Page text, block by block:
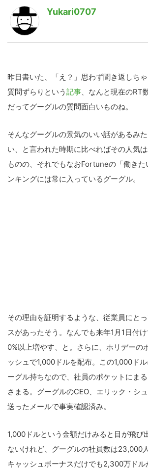
Yukari0707
昨日書いた、「え？」思わず聞き返しち
質問ずらりという 記事、なんと現在のRT
だってグーグルの質問面白いものね。
そんなグーグルの景気のいい話があるみ
い、と言われた時期に比べればその人気
ものの、それでもなおFortuneの「働きた
ンキングには常に入っているグーグル。
その理由を証明するような、従業員にと
スがあったそう。なんでも来年1月1日付
0%以上増やす、と。さらに、ホリデーの
ッシュで1,000ドルを配布。この1,000ド
ーグル持ちなので、社員のポケットにま
さまる。グーグルのCEO、エリック・シ
送ったメールで事実確認済み。
1,000ドルという金額だけみると目が飛び
ないけれど、グーグルの社員数は23,000
キャッシュボーナスだけでも2,300万ドル
AI
Drone
[YouTube]
投資家登録
Block Data Bank